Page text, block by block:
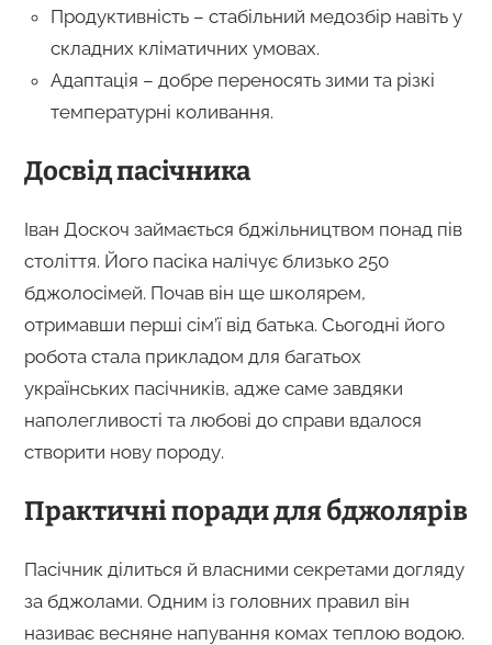
Продуктивність – стабільний медозбір навіть у
складних кліматичних умовах.
Адаптація – добре переносять зими та різкі
температурні коливання.
Досвід пасічника
Іван Доскоч займається бджільництвом понад пів
століття. Його пасіка налічує близько 250
бджолосімей. Почав він ще школярем,
отримавши перші сім’ї від батька. Сьогодні його
робота стала прикладом для багатьох
українських пасічників, адже саме завдяки
наполегливості та любові до справи вдалося
створити нову породу.
Практичні поради для бджолярів
Пасічник ділиться й власними секретами догляду
за бджолами. Одним із головних правил він
називає весняне напування комах теплою водою.